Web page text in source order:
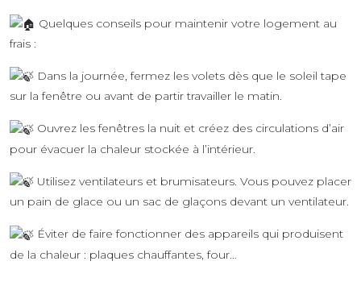
Quelques conseils pour maintenir votre logement au
frais :
Dans la journée, fermez les volets dès que le soleil tape
sur la fenêtre ou avant de partir travailler le matin.
Ouvrez les fenêtres la nuit et créez des circulations d’air
pour évacuer la chaleur stockée à l’intérieur.
Utilisez ventilateurs et brumisateurs. Vous pouvez placer
un pain de glace ou un sac de glaçons devant un ventilateur.
Éviter de faire fonctionner des appareils qui produisent
de la chaleur : plaques chauffantes, four…